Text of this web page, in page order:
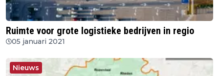
Ruimte voor grote logistieke bedrijven in regio
05 januari 2021
Nieuws